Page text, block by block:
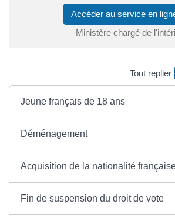
Accéder au service en
Ministère chargé de
Tout replier
Jeune français de 18 ans
Déménagement
Acquisition de la nationalité
Fin de suspension du droit de vote